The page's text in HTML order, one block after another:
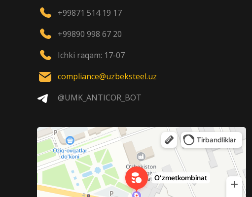
+99871 514 19 17
+99890 998 67 20
Ichki raqam: 17-07
compliance@uzbeksteel.uz
@UMK_ANTICOR_BOT